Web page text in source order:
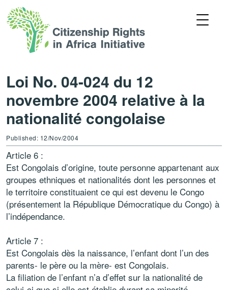
Loi No. 04-024 du 12
novembre 2004 relative à la
nationalité congolaise
Published: 12/Nov/2004
Article 6 :
Est Congolais d’origine, toute personne appartenant aux
groupes ethniques et nationalités dont les personnes et
le territoire constituaient ce qui est devenu le Congo
(présentement la République Démocratique du Congo) à
l’indépendance.
Article 7 :
Est Congolais dès la naissance, l’enfant dont l’un des
parents- le père ou la mère- est Congolais.
La filiation de l’enfant n’a d’effet sur la nationalité de